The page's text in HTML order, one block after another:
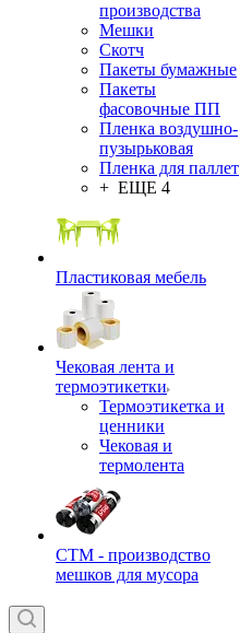
производства
Мешки
Скотч
Пакеты бумажные
Пакеты
фасовочные ПП
Пленка воздушно-
пузырьковая
Пленка для паллет
+ ЕЩЕ 4
Пластиковая мебель
Чековая лента и
термоэтикетки
Термоэтикетка и
ценники
Чековая и
термолента
СТМ - производство
мешков для мусора